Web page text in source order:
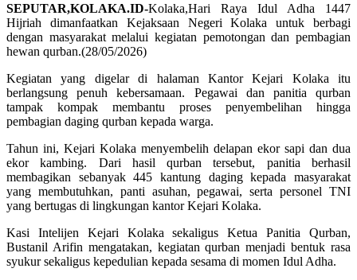
SEPUTAR,KOLAKA.ID-Kolaka,Hari Raya Idul Adha 1447
Hijriah dimanfaatkan Kejaksaan Negeri Kolaka untuk berbagi
dengan masyarakat melalui kegiatan pemotongan dan pembagian
hewan qurban.(28/05/2026)
Kegiatan yang digelar di halaman Kantor Kejari Kolaka itu
berlangsung penuh kebersamaan. Pegawai dan panitia qurban
tampak kompak membantu proses penyembelihan hingga
pembagian daging qurban kepada warga.
Tahun ini, Kejari Kolaka menyembelih delapan ekor sapi dan dua
ekor kambing. Dari hasil qurban tersebut, panitia berhasil
membagikan sebanyak 445 kantung daging kepada masyarakat
yang membutuhkan, panti asuhan, pegawai, serta personel TNI
yang bertugas di lingkungan kantor Kejari Kolaka.
Kasi Intelijen Kejari Kolaka sekaligus Ketua Panitia Qurban,
Bustanil Arifin mengatakan, kegiatan qurban menjadi bentuk rasa
syukur sekaligus kepedulian kepada sesama di momen Idul Adha.